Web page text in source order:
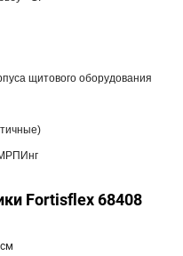
щитового оборудования
Fortisflex 68408